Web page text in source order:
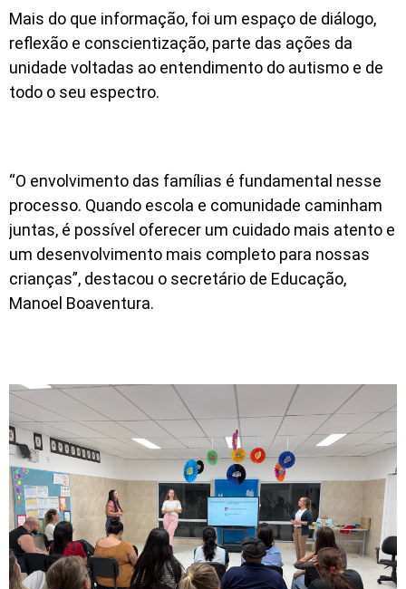
Mais do que informação, foi um espaço de diálogo,
reflexão e conscientização, parte das ações da
unidade voltadas ao entendimento do autismo e de
todo o seu espectro.
“O envolvimento das famílias é fundamental nesse
processo. Quando escola e comunidade caminham
juntas, é possível oferecer um cuidado mais atento e
um desenvolvimento mais completo para nossas
crianças”, destacou o secretário de Educação,
Manoel Boaventura.